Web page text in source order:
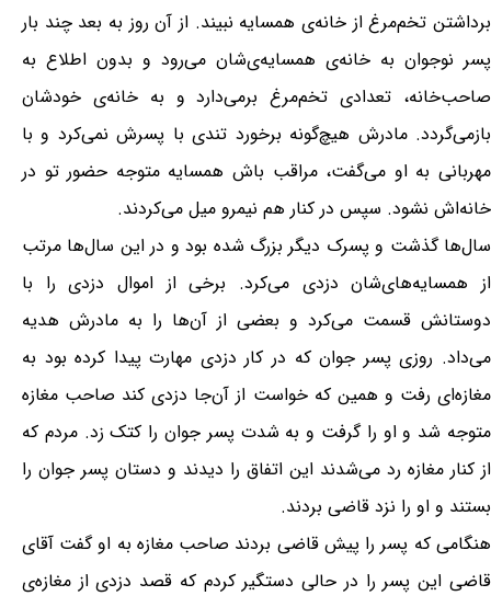
برداشتن تخم‌مرغ از خانه‌ی همسایه نبیند. از آن روز به بعد چند بار
پسر نوجوان به خانه‌ی همسایه‌ی‌شان می‌رود و بدون اطلاع به
صاحب‌خانه، تعدادی تخم‌مرغ برمی‌دارد و به خانه‌ی خودشان
بازمی‌گردد. مادرش هیچ‌گونه برخورد تندی با پسرش نمی‌کرد و با
مهربانی به او می‌گفت، مراقب باش همسایه متوجه حضور تو در
خانه‌اش نشود. سپس در کنار هم نیمرو میل می‌کردند.
سال‌ها گذشت و پسرک دیگر بزرگ شده بود و در این سال‌ها مرتب
از همسایه‌های‌شان دزدی می‌کرد. برخی از اموال دزدی را با
دوستانش قسمت می‌کرد و بعضی از آن‌ها را به مادرش هدیه
می‌داد. روزی پسر جوان که در کار دزدی مهارت پیدا کرده بود به
مغازه‌ای رفت و همین که خواست از آن‌جا دزدی کند صاحب مغازه
متوجه شد و او را گرفت و به شدت پسر جوان را کتک زد. مردم که
از کنار مغازه رد می‌شدند این اتفاق را دیدند و دستان پسر جوان را
بستند و او را نزد قاضی بردند.
هنگامی که پسر را پیش قاضی بردند صاحب مغازه به او گفت آقای
قاضی این پسر را در حالی دستگیر کردم که قصد دزدی از مغازه‌ی